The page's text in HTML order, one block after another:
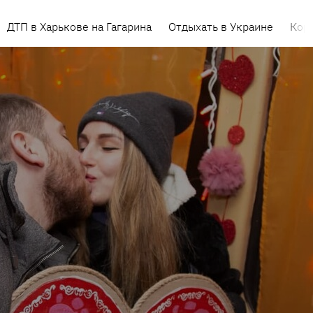
ДТП в Харькове на Гагарина Отдыхать в Украине